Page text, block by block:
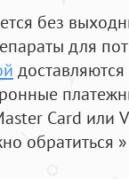
без
для
Card или
обратиться